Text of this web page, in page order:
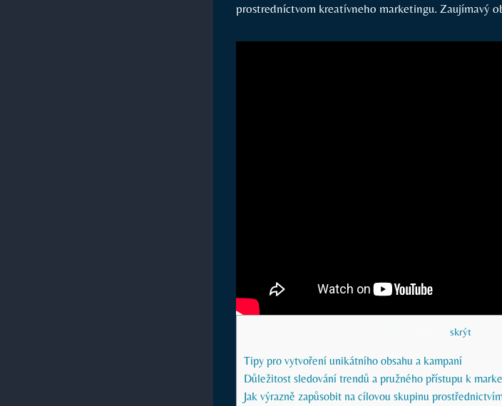
prostredníctvom ‍kreatívneho marketingu. ⁣Zaujímavý
skrýt
Tipy pro vytvoření ‍unikátního obsahu a kampaní
Důležitost sledování trendů a ‍pružného přístupu k
Jak výrazně⁣ zapůsobit na cílovou skupinu